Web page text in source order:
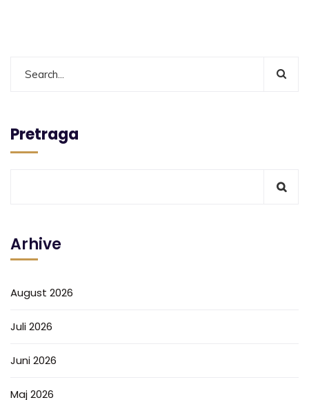
Pretraga
Arhive
August 2026
Juli 2026
Juni 2026
Maj 2026